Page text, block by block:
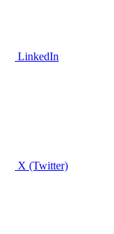
LinkedIn
X (Twitter)